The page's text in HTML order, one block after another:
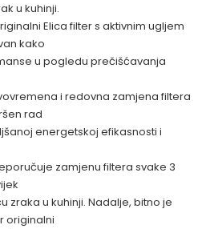
u kuhinji.
Elica filter s aktivnim ugljem
kako
u pogledu prečišćavanja
i redovna zamjena filtera
rad
energetskoj efikasnosti i
zamjenu filtera svake 3
zraka u kuhinji. Nadalje, bitno je
originalni